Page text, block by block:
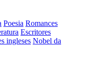
Poesia Romances
Escritores
ingleses Nobel da